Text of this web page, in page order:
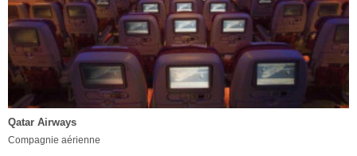
Qatar Airways
Compagnie aérienne